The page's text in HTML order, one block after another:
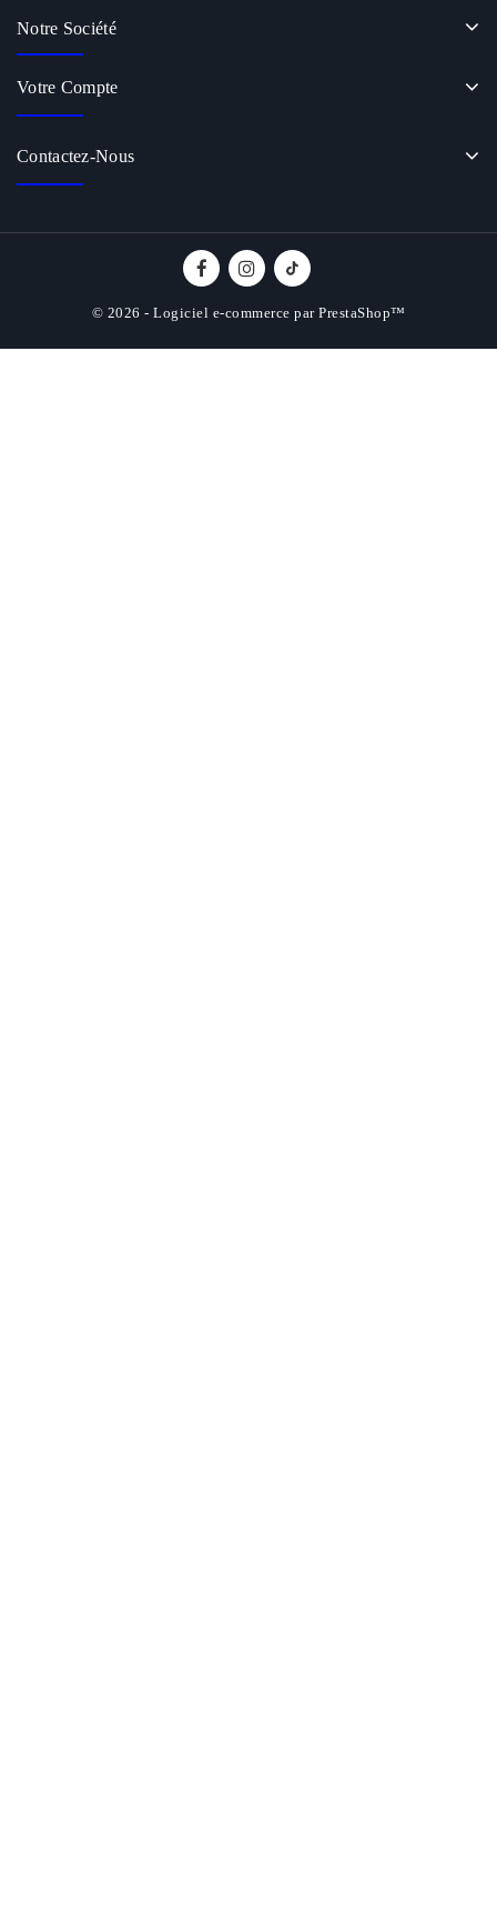
Notre Société
Votre Compte
Contactez-Nous
© 2026 - Logiciel e-commerce par PrestaShop™